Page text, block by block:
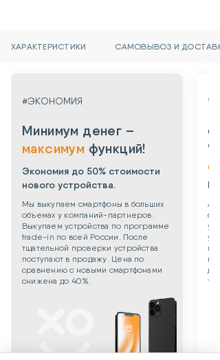
ХАРАКТЕРИСТИКИ САМОВЫВОЗ И
#ЭКОНОМИЯ
Минимум денег –
максимум функций!
Экономия до 50% стоимости
нового устройства.
Мы выкупаем смартфоны в больших
объемах у компаний-партнеров.
Выкупаем устройства по программе
trade-in по всей России. После
тщательной проверки устройства
поступают в продажу. Цена по
сравнению с новыми смартфонами
снижена до 40%.